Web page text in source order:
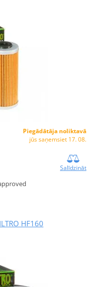
Piegādātāja noliktavā
jūs saņemsiet 17. 08.
Salīdzināt
HF160